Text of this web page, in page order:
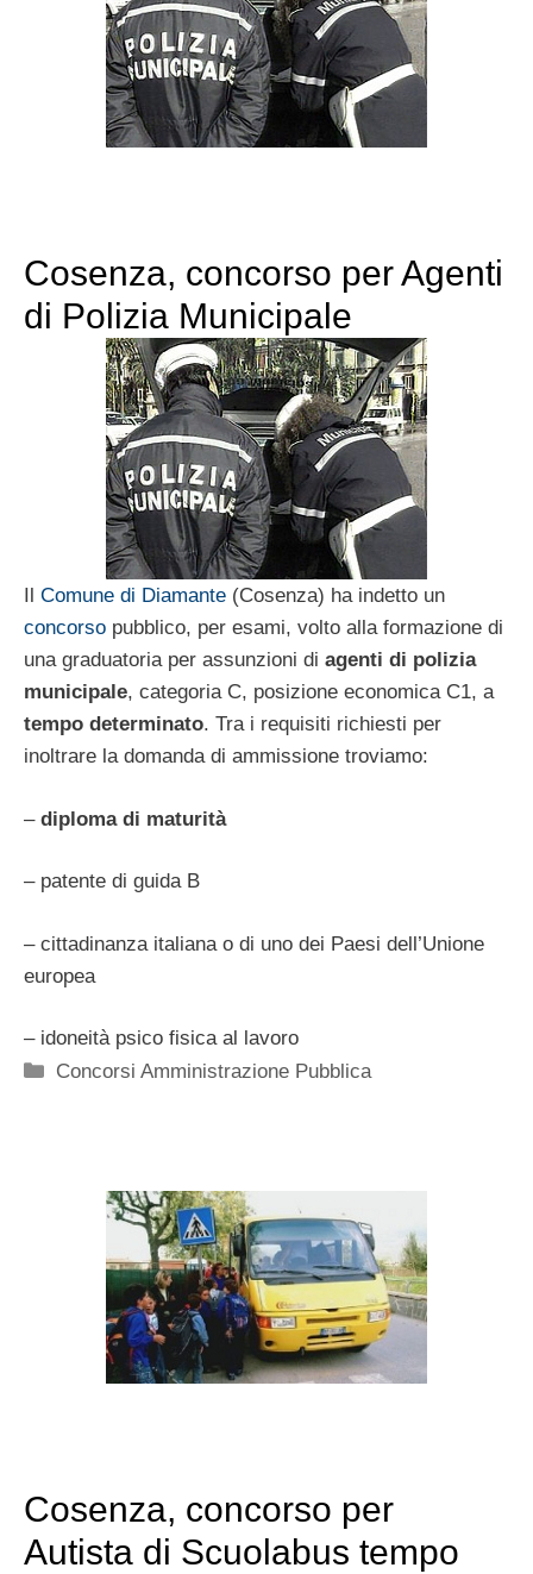
Cosenza, concorso per Agenti
di Polizia Municipale
Comune di Diamante (Cosenza) ha indetto un
concorso pubblico, per esami, volto alla formazione di
una graduatoria per assunzioni di agenti di polizia
municipale, categoria C, posizione economica C1, a
tempo determinato. Tra i requisiti richiesti per
inoltrare la domanda di ammissione troviamo:
–diploma di maturità
– patente di guida B
– cittadinanza italiana o di uno dei Paesi dell’Unione
europea
– idoneità psico fisica al lavoro
Categorie
Concorsi Amministrazione Pubblica
Cosenza, concorso per
Autista di Scuolabus tempo